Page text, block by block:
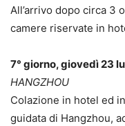
All’arrivo dopo circa 3
camere riservate in
7° giorno, giovedì 23
HANGZHOU
Colazione in hotel ed
guidata di Hangzhou,